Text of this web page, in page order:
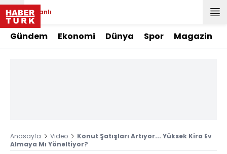
Canlı
Gündem Ekonomi Dünya Spor Magazin
Anasayfa Video
Konut Şatışları Artıyor... Yüksek Kira Ev
Almaya Mı Yöneltiyor?